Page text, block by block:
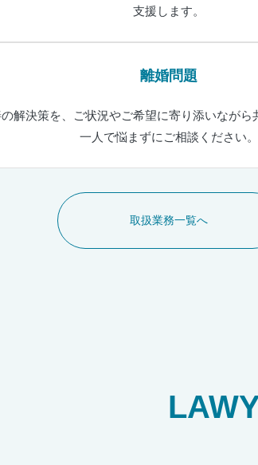
支援します。
離婚問題
解決策を、ご状況やご希望に寄り添いなが
一人で悩まずにご相談ください。
取扱業務一覧へ